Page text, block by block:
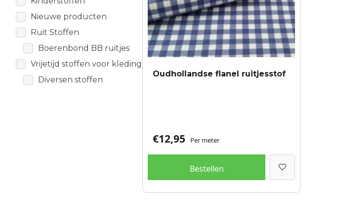
Nieuwe producten
Ruit Stoffen
Boerenbond BB ruitjes
Vrijetijd stoffen voor kleding
Diversen stoffen
Oudhollandse flanel ruitjesstof
€12,95 Per meter
Bestellen
de
productpagina